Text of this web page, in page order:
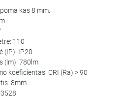
kas 8 mm.
110
(IP): IP20
(lm): 780lm
koeficientas: CRI (Ra) > 90
8mm